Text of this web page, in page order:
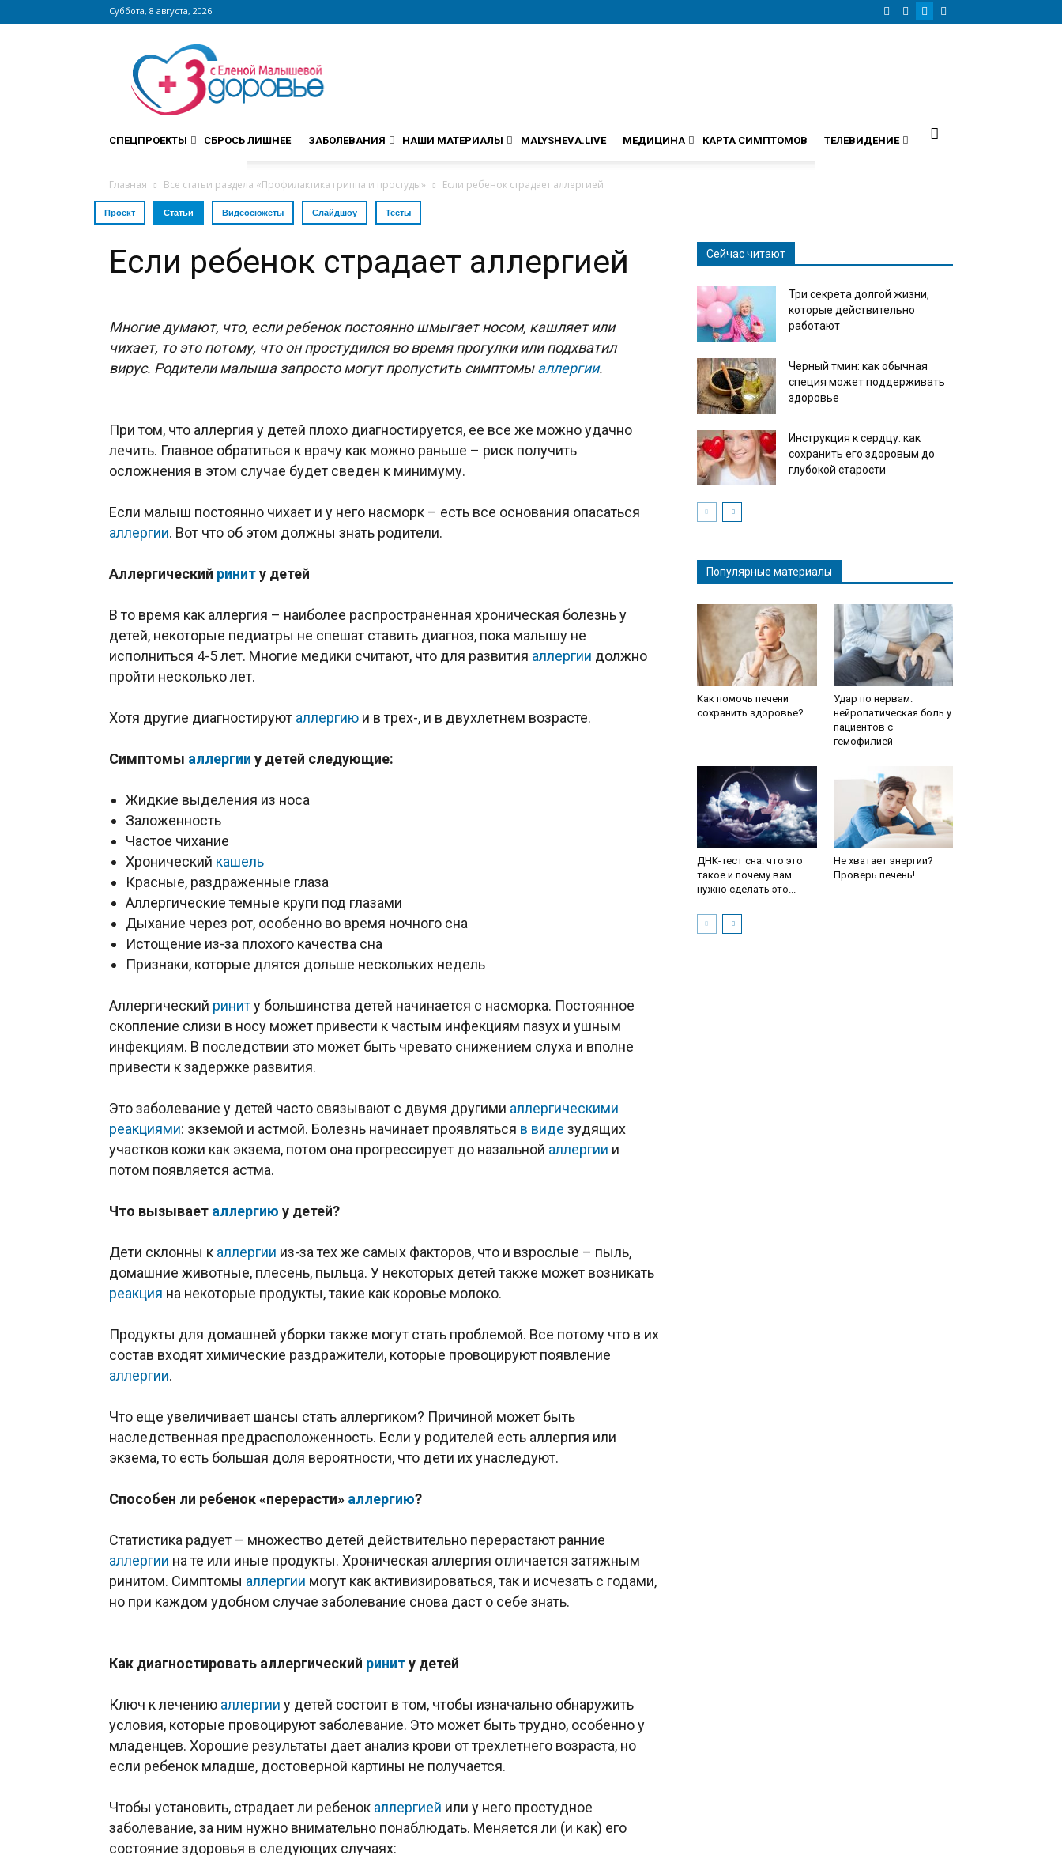
Суббота, 8 августа, 2026
Сайт
zdorovieinfo.ru
крупнейший
медицинский
интернет-
СПЕЦПРОЕКТЫ СБРОСЬ ЛИШНЕЕ ЗАБОЛЕВАНИЯ НАШИ МАТЕРИАЛЫ MALYSHEVA.LIVE МЕДИЦИНА КАРТА СИМПТОМОВ ТЕЛЕВИДЕНИЕ
Главная Все статьи раздела «Профилактика гриппа и простуды» Если ребенок страдает аллергией
Проект Статьи Видеосюжеты Слайдшоу Тесты
Если ребенок страдает аллергией
Многие думают, что, если ребенок постоянно шмыгает носом, кашляет или
чихает, то это потому, что он простудился во время прогулки или подхватил
вирус. Родители малыша запросто могут пропустить симптомыаллергии.
При том, что аллергия у детей плохо диагностируется, ее все же можно удачно
лечить. Главное обратиться к врачу как можно раньше – риск получить
осложнения в этом случае будет сведен к минимуму.
Если малыш постоянно чихает и у него насморк – есть все основания опасаться
аллергии. Вот что об этом должны знать родители.
Аллергический риниту детей
В то время как аллергия – наиболее распространенная хроническая болезнь у
детей, некоторые педиатры не спешат ставить диагноз, пока малышу не
исполниться 4-5 лет. Многие медики считают, что для развития аллергии должно
пройти несколько лет.
Хотя другие диагностируют аллергию и в трех-, и в двухлетнем возрасте.
Симптомы аллергии у детей следующие:
Жидкие выделения из носа
Заложенность
Частое чихание
Хронический кашель
Красные, раздраженные глаза
Аллергические темные круги под глазами
Дыхание через рот, особенно во время ночного сна
Истощение из-за плохого качества сна
Признаки, которые длятся дольше нескольких недель
Аллергический риниту большинства детей начинается с насморка. Постоянное
скопление слизи в носу может привести к частым инфекциям пазух и ушным
инфекциям. В последствии это может быть чревато снижением слуха и вполне
привести к задержке развития.
Это заболевание у детей часто связывают с двумя другими аллергическими
реакциями: экземой и астмой. Болезнь начинает проявляться в виде зудящих
участков кожи как экзема, потом она прогрессирует до назальной аллергии и
потом появляется астма.
Что вызывает аллергию у детей?
Дети склонны к аллергии из-за тех же самых факторов, что и взрослые – пыль,
домашние животные, плесень, пыльца. У некоторых детей также может возникать
реакция на некоторые продукты, такие как коровье молоко.
Продукты для домашней уборки также могут стать проблемой. Все потому что в их
состав входят химические раздражители, которые провоцируют появление
аллергии.
Что еще увеличивает шансы стать аллергиком? Причиной может быть
наследственная предрасположенность. Если у родителей есть аллергия или
экзема, то есть большая доля вероятности, что дети их унаследуют.
Способен ли ребенок «перерасти» аллергию?
Статистика радует – множество детей действительно перерастают ранние
аллергии на те или иные продукты. Хроническая аллергия отличается затяжным
ринитом. Симптомы аллергии могут как активизироваться, так и исчезать с годами,
но при каждом удобном случае заболевание снова даст о себе знать.
Как диагностировать аллергический риниту детей
Ключ к лечению аллергии у детей состоит в том, чтобы изначально обнаружить
условия, которые провоцируют заболевание. Это может быть трудно, особенно у
младенцев. Хорошие результаты дает анализ крови от трехлетнего возраста, но
если ребенок младше, достоверной картины не получается.
Чтобы установить, страдает ли ребенок аллергией или у него простудное
заболевание, за ним нужно внимательно понаблюдать. Меняется ли (и как) его
состояние здоровья в следующих случаях:
Сейчас читают
Три секрета долгой жизни,
которые действительно
работают
Черный тмин: как обычная
специя может поддерживать
здоровье
Инструкция к сердцу: как
сохранить его здоровым до
глубокой старости
Популярные материалы
Как помочь печени
сохранить здоровье?
Удар по нервам:
нейропатическая боль у
пациентов с
гемофилией
ДНК-тест сна: что это
такое и почему вам
нужно сделать это...
Не хватает энергии?
Проверь печень!